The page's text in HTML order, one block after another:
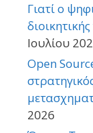
Γιατί ο
Ιουλίου
Open
2026